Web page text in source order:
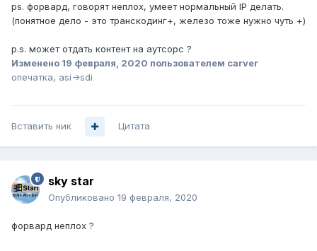
ps. форвард, говорят неплох, умеет нормальный IP делать.
(понятное дело - это транскодинг+, железо тоже нужно чуть +)
p.s. может отдать контент на аутсорс ?
Изменено 19 февраля, 2020 пользователем carver
опечатка, asi->sdi
Вставить ник Цитата
sky star
Опубликовано 19 февраля, 2020
форвард неплох ?